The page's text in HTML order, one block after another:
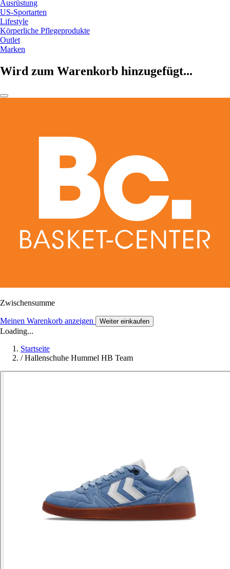
Ausrüstung
US-Sportarten
Lifestyle
Körperliche Pflegeprodukte
Outlet
Marken
Wird zum Warenkorb hinzugefügt...
Zwischensumme
Meinen Warenkorb anzeigen Weiter einkaufen
Loading...
Startseite
/ Hallenschuhe Hummel HB Team